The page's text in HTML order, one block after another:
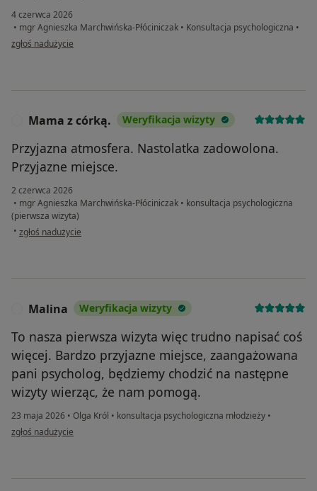
4 czerwca 2026
• mgr Agnieszka Marchwińska-Płóciniczak • Konsultacja psychologiczna •
w opinii użytkownika Magdalena
zgłoś nadużycie
Mama z córką. Weryfikacja wizyty
Przyjazna atmosfera. Nastolatka zadowolona.
Przyjazne miejsce.
2 czerwca 2026
• mgr Agnieszka Marchwińska-Płóciniczak • konsultacja psychologiczna
(pierwsza wizyta)
• w opinii użytkownika Mama z córką.
zgłoś nadużycie
Malina Weryfikacja wizyty
To nasza pierwsza wizyta więc trudno napisać coś
więcej. Bardzo przyjazne miejsce, zaangażowana
pani psycholog, będziemy chodzić na następne
wizyty wierząc, że nam pomogą.
23 maja 2026 • Olga Król • konsultacja psychologiczna młodzieży •
w opinii użytkownika Malina
zgłoś nadużycie